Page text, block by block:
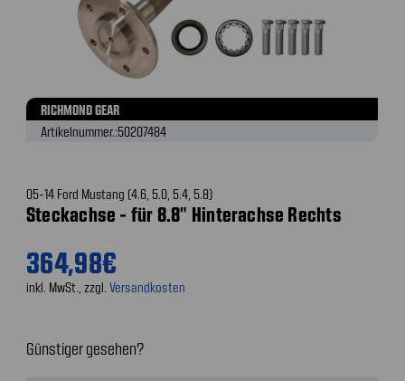
RICHMOND GEAR
Artikelnummer.:50207484
05-14 Ford Mustang (4.6, 5.0, 5.4, 5.8)
Steckachse - für 8.8" Hinterachse Rechts
364,98€
inkl. MwSt., zzgl. Versandkosten
Günstiger gesehen?